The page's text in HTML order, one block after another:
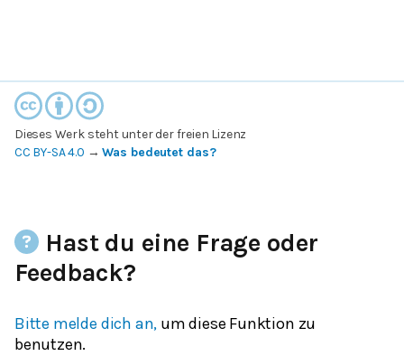
Dieses Werk steht unter der freien Lizenz
CC BY-SA 4.0 →Was bedeutet das?
Hast du eine Frage oder
Feedback?
Bitte melde dich an, um diese Funktion zu
benutzen.